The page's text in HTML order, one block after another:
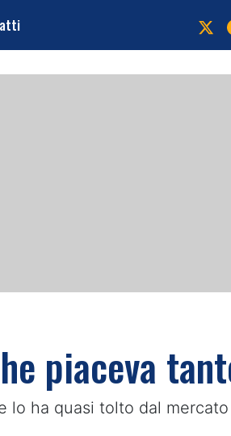
piaceva
lo ha quasi tolto dal mercato